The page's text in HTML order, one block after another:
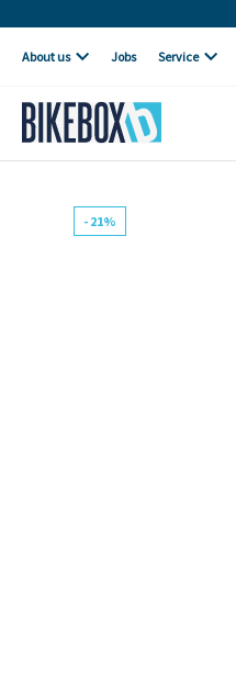
About us Jobs Service
- 21%